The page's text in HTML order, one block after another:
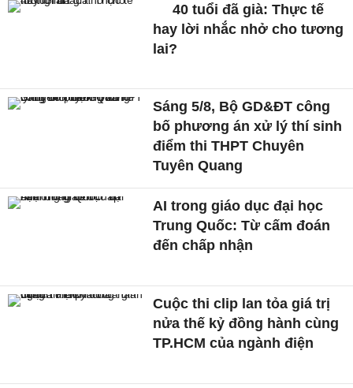
40 tuổi đã già: Thực tế
hay lời nhắc nhở cho tương
lai?
Sáng 5/8, Bộ GD&ĐT công
bố phương án xử lý thí sinh
điểm thi THPT Chuyên
Tuyên Quang
AI trong giáo dục đại học
Trung Quốc: Từ cấm đoán
đến chấp nhận
Cuộc thi clip lan tỏa giá trị
nửa thế kỷ đồng hành cùng
TP.HCM của ngành điện